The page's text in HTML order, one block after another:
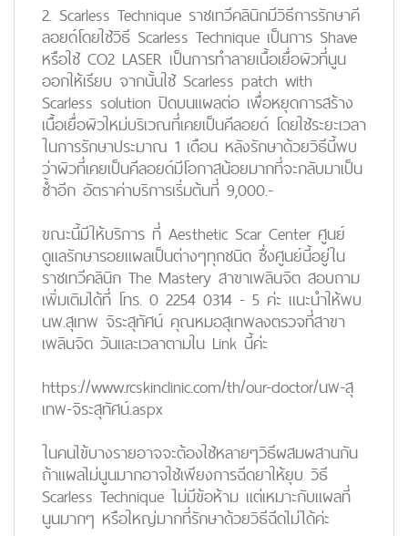
2. Scarless Technique ราชเทวีคลินิกมีวิธีการรักษาคี
ลอยด์โดยใช้วิธี Scarless Technique เป็นการ Shave
หรือใช้ CO2 LASER เป็นการทำลายเนื้อเยื่อผิวที่นูน
ออกให้เรียบ จากนั้นใช้ Scarless patch with
Scarless solution ปิดบนแผลต่อ เพื่อหยุดการสร้าง
เนื้อเยื่อผิวใหม่บริเวณที่เคยเป็นคีลอยด์ โดยใช้ระยะเวลา
ในการรักษาประมาณ 1 เดือน หลังรักษาด้วยวิธีนี้พบ
ว่าผิวที่เคยเป็นคีลอยด์มีโอกาสน้อยมากที่จะกลับมาเป็น
ซ้ำอีก อัตราค่าบริการเริ่มต้นที่ 9,000.-
ขณะนี้มีให้บริการ ที่ Aesthetic Scar Center ศูนย์
ดูแลรักษารอยแผลเป็นต่างๆทุกชนิด ซึ่งศูนย์นี้อยู่ใน
ราชเทวีคลินิก The Mastery สาขาเพลินจิต สอบถาม
เพิ่มเติมได้ที่ โทร. 0 2254 0314 - 5 ค่ะ แนะนำให้พบ
นพ.สุเทพ จิระสุทัศน์ คุณหมอสุเทพลงตรวจที่สาขา
เพลินจิต วันและเวลาตามใน Link นี้ค่ะ
https://www.rcskinclinic.com/th/our-doctor/นพ-สุ
เทพ-จิระสุทัศน์.aspx
ในคนไข้บางรายอาจจะต้องใช้หลายๆวิธีผสมผสานกัน
ถ้าแผลไม่นูนมากอาจใช้เพียงการฉีดยาให้ยุบ วิธี
Scarless Technique ไม่มีข้อห้าม แต่เหมาะกับแผลที่
นูนมากๆ หรือใหญ่มากที่รักษาด้วยวิธีฉีดไม่ได้ค่ะ